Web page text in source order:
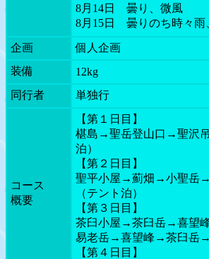
8月14日 曇り、微風
8月15日 曇りのち時々雨
企画
個人企画
装備
12kg
同行者
単独行
コース
概要
【第１日目】
椹島→聖岳登山口→聖沢
泊）
【第２日目】
聖平小屋→薊畑→小聖岳
（テント泊）
【第３日目】
茶臼小屋→茶臼岳→喜望
易老岳→喜望峰→茶臼岳→
【第４日目】